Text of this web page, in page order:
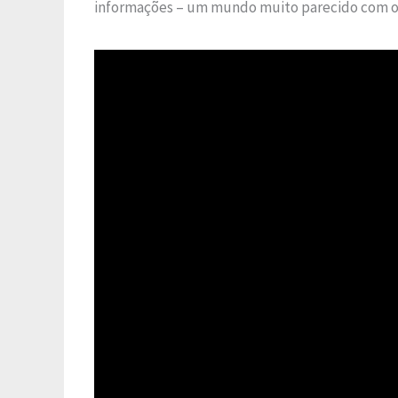
informações – um mundo muito parecido com